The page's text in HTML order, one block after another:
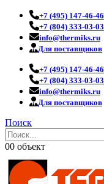
+7 (495) 147-46-46
+7 (804) 333-03-03
info@thermiks.ru
Для поставщиков
+7 (495) 147-46-46
+7 (804) 333-03-03
info@thermiks.ru
Для поставщиков
Поиск
00 объект